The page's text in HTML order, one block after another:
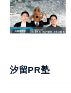
汐留PR塾